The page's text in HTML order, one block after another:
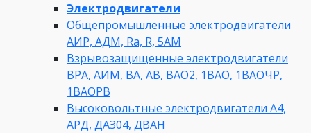
Электродвигатели
Общепромышленные электродвигатели
АИР, АДМ, Ra, R, 5AM
Взрывозащищенные электродвигатели
ВРА, АИМ, ВА, АВ, ВАO2, 1ВАО, 1ВАОЧР,
1ВАОРВ
Высоковольтные электродвигатели A4,
АРД, ДАЗ04, ДВАН